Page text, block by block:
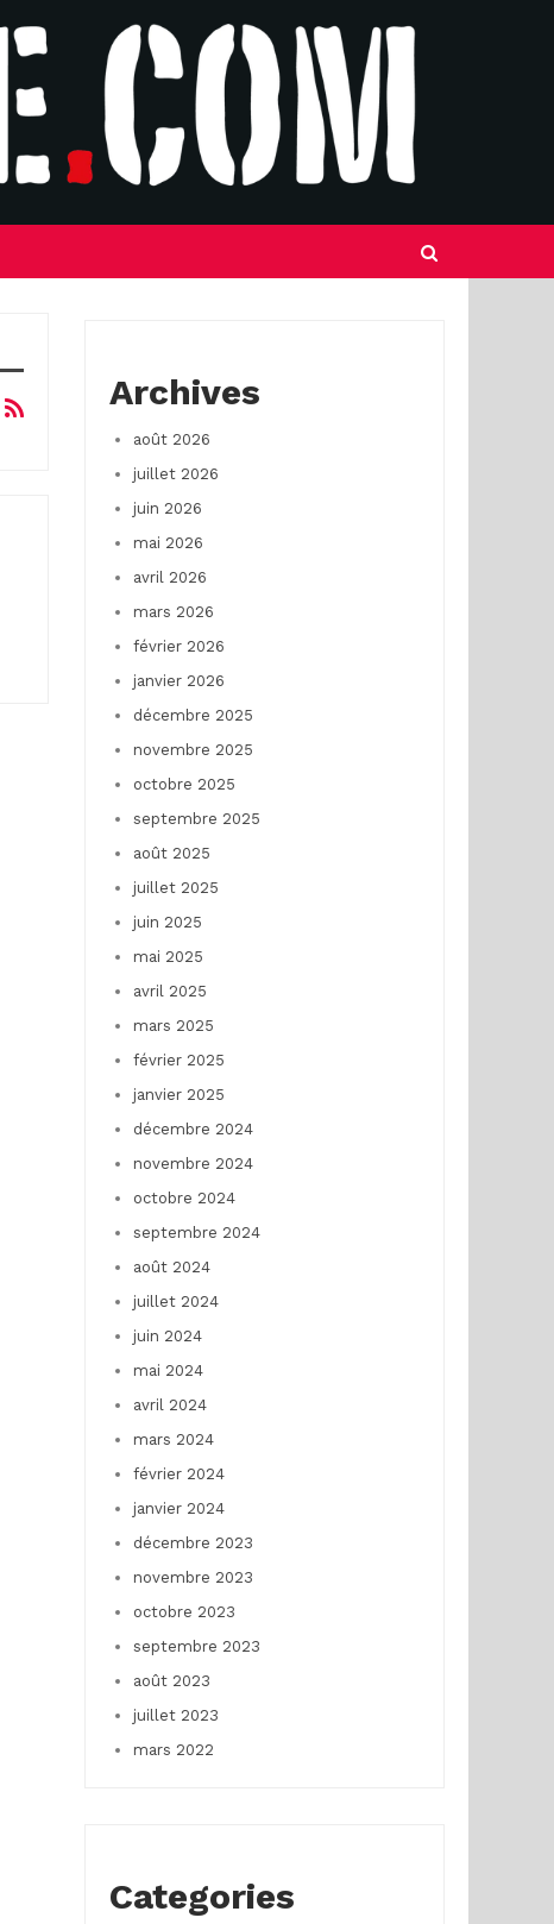
Archives
août 2026
juillet 2026
juin 2026
mai 2026
avril 2026
mars 2026
février 2026
janvier 2026
décembre 2025
novembre 2025
octobre 2025
septembre 2025
août 2025
juillet 2025
juin 2025
mai 2025
avril 2025
mars 2025
février 2025
janvier 2025
décembre 2024
novembre 2024
octobre 2024
septembre 2024
août 2024
juillet 2024
juin 2024
mai 2024
avril 2024
mars 2024
février 2024
janvier 2024
décembre 2023
novembre 2023
octobre 2023
septembre 2023
août 2023
juillet 2023
mars 2022
Categories